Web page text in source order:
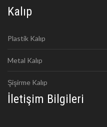
Kalıp
Plastik Kalıp
Metal Kalıp
Şişirme Kalıp
İletişim Bilgileri